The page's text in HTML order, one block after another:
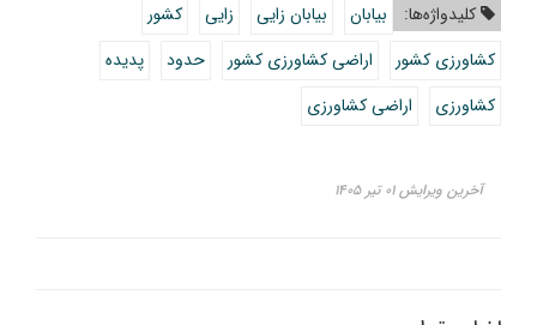
کلیدواژه‌ها: بیابان بیابان زایی زایی
کشور
کشاورزی کشور
اراضی کشاورزی کشور حدود
پدیده
کشاورزی
اراضی کشاورزی
آخرین ویرایش ۰۱ تیر ۱۴۰۵